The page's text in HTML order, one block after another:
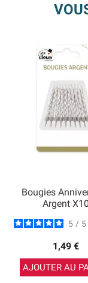
Bougies
Argent X10
5 / 5
1,49 €
AJOUTER AU